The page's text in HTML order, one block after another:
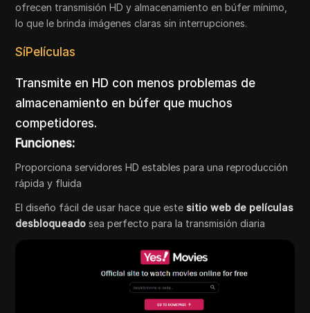
ofrecen transmisión HD y almacenamiento en búfer mínimo,
lo que le brinda imágenes claras sin interrupciones.
SíPelículas
Transmite en HD con menos problemas de
almacenamiento en búfer que muchos
competidores.
Funciones:
Proporciona servidores HD estables para una reproducción
rápida y fluida
El diseño fácil de usar hace que este sitio web de películas
desbloqueado sea perfecto para la transmisión diaria